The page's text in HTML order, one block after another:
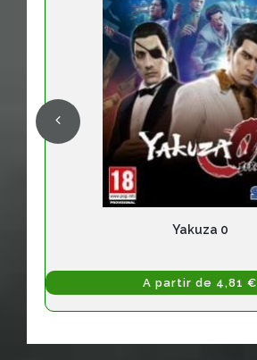
Yakuza 0
A partir de 4,81 €